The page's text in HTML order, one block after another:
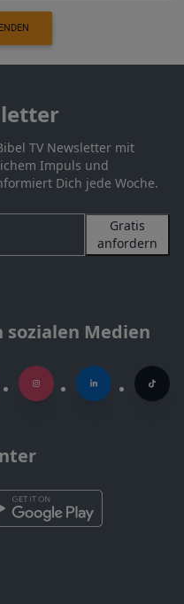
TV Newsletter mit
Impuls und
Dich jede Woche.
Gratis
anfordern
sozialen Medien